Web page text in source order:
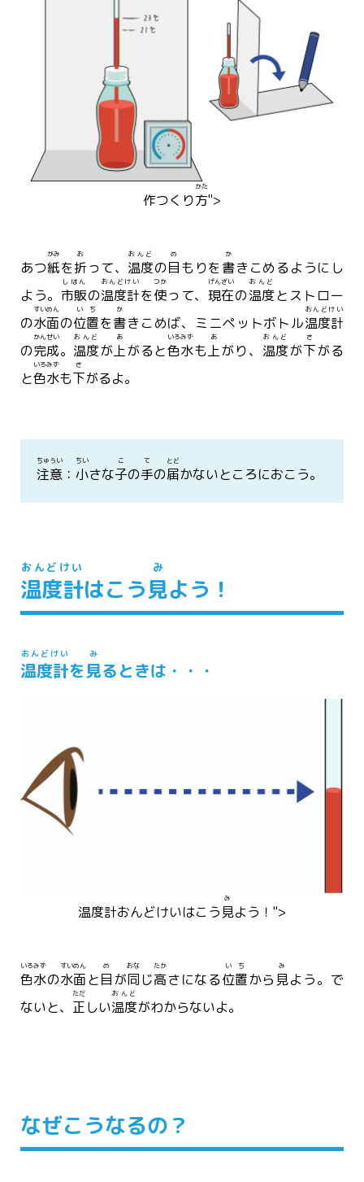
作つく り方
かた
">
あつ紙
がみ
を折
お
って、 温度
おんど
の目
め
もりを 書
か
きこめるようにし
よう。 市販
しはん
の温度計
おんどけい
を使
つか
って、 現在
げんざい
の温度
おんど
とストロー
の水面
すいめん
の位置
いち
を書
か
きこめば、ミニペットボトル温度計
おんどけい
の完成
かんせい
。 温度
おんど
が上
あ
がると色水
いろみず
も上
あ
がり、 温度
おんど
が下
さ
がる
と色水
いろみず
も下
さ
がるよ。
注意
ちゅうい
： 小
ちい
さな子
こ
の手
て
の届
とど
かないところにおこう。
温度計
おんどけい
はこう見
み
よう！
温度計
おんどけい
を見
み
るときは・・・
温度計おんどけいはこう見
み
よう！">
色水
いろみず
の水面
すいめん
と目
め
が同
おな
じ高
たか
さになる位置
いち
から 見
み
よう。で
ないと、 正
ただ
しい温度
おんど
がわからないよ。
なぜこうなるの？